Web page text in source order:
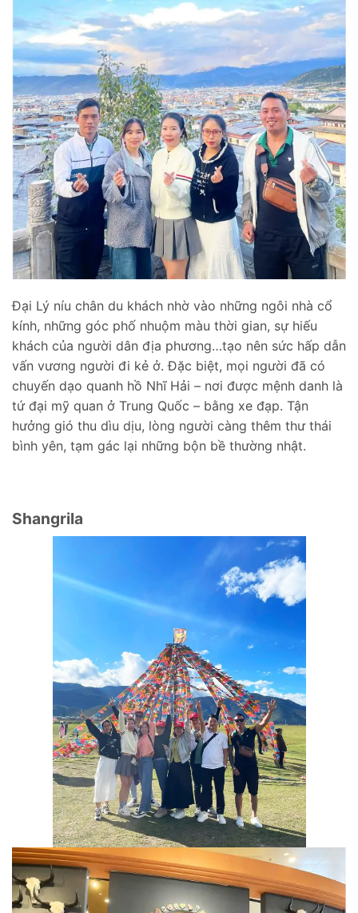
Đại Lý níu chân du khách nhờ vào những ngôi nhà cổ
kính, những góc phố nhuộm màu thời gian, sự hiếu
khách của người dân địa phương…tạo nên sức hấp dẫn
vấn vương người đi kẻ ở. Đặc biệt, mọi người đã có
chuyến dạo quanh hồ Nhĩ Hải – nơi được mệnh danh là
tứ đại mỹ quan ở Trung Quốc – bằng xe đạp. Tận
hưởng gió thu dìu dịu, lòng người càng thêm thư thái
bình yên, tạm gác lại những bộn bề thường nhật.
Shangrila